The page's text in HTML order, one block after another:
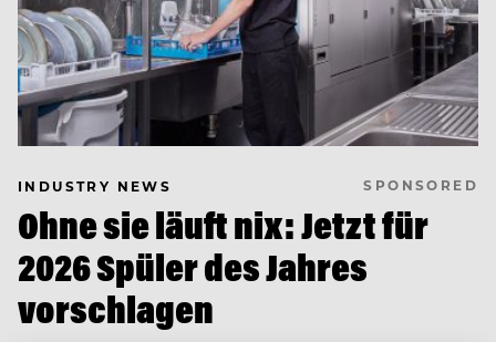
INDUSTRY NEWS SPONSORED
Ohne sie läuft nix: Jetzt für
2026 Spüler des Jahres
vorschlagen